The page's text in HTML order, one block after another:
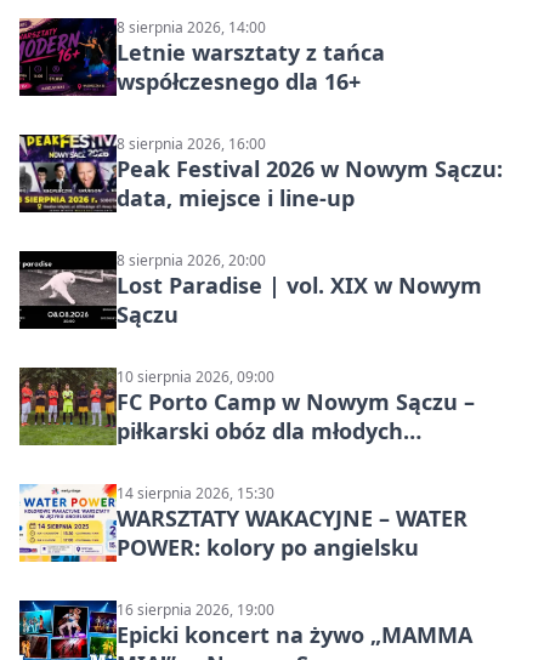
8 sierpnia 2026, 14:00
Letnie warsztaty z tańca
współczesnego dla 16+
8 sierpnia 2026, 16:00
Peak Festival 2026 w Nowym Sączu:
data, miejsce i line-up
8 sierpnia 2026, 20:00
Lost Paradise | vol. XIX w Nowym
Sączu
10 sierpnia 2026, 09:00
FC Porto Camp w Nowym Sączu –
piłkarski obóz dla młodych
14 sierpnia 2026, 15:30
WARSZTATY WAKACYJNE – WATER
POWER: kolory po angielsku
16 sierpnia 2026, 19:00
Epicki koncert na żywo „MAMMA